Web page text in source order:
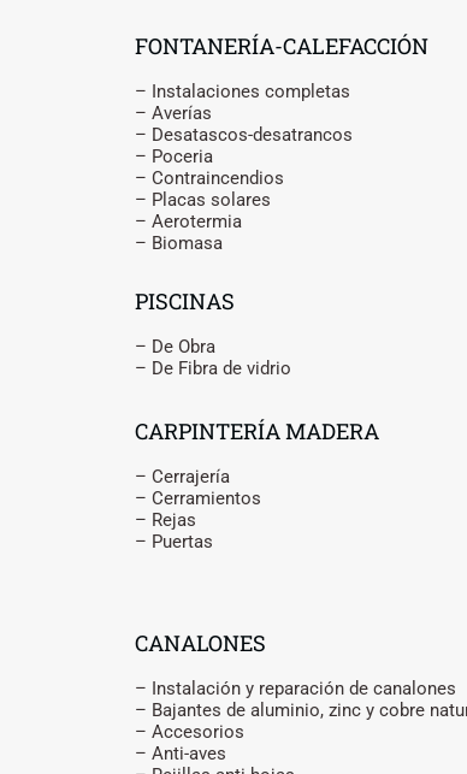
FONTANERÍA-CALEFACCIÓN
– Instalaciones completas
– Averías
– Desatascos-desatrancos
– Poceria
– Contraincendios
– Placas solares
– Aerotermia
– Biomasa
PISCINAS
– De Obra
– De Fibra de vidrio
CARPINTERÍA MADERA
– Cerrajería
– Cerramientos
– Rejas
– Puertas
CANALONES
– Instalación y reparación de canalones
– Bajantes de aluminio, zinc y cobre
– Accesorios
– Anti-aves